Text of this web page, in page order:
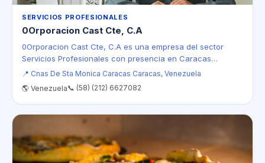
SERVICIOS PROFESIONALES
0Orporacion Cast Cte, C.A
0Orporacion Cast Cte, C.A es una empresa del sector
Servicios Profesionales con presencia en Caracas…
📍 Cnas De Sta Monica Caracas Caracas, Venezuela
🌎 Venezuela📞 (58) (212) 6627082